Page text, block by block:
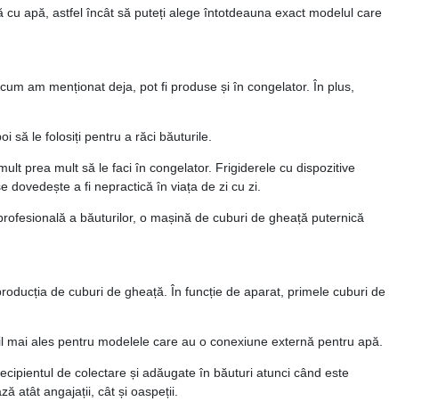
apă, astfel încât să puteți alege întotdeauna exact modelul care
am menționat deja, pot fi produse și în congelator. În plus,
să le folosiți pentru a răci băuturile.
prea mult să le faci în congelator. Frigiderele cu dispozitive
dovedește a fi nepractică în viața de zi cu zi.
a băuturilor, o mașină de cuburi de gheață puternică
de cuburi de gheață. În funcție de aparat, primele cuburi de
ales pentru modelele care au o conexiune externă pentru apă.
de colectare și adăugate în băuturi atunci când este
atât angajații, cât și oaspeții.